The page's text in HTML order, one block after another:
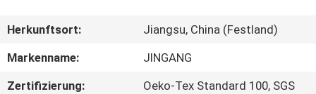
FABRIK-
Herkunftsort:
Jiangsu, China (Festland)
Markenname:
JINGANG
Zertifizierung:
Oeko-Tex Standard 100, SGS